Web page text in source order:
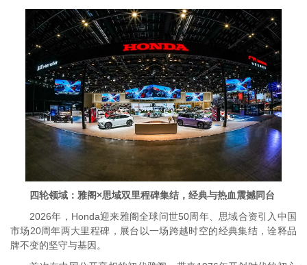
四轮领域：雅阁×思域双里程碑集结，经典与热血震撼同台
2026年，Honda迎来雅阁全球问世50周年、思域合资引入中国
市场20周年两大里程碑，展台以一场跨越时空的经典集结，诠释品
牌不变的坚守与基因。